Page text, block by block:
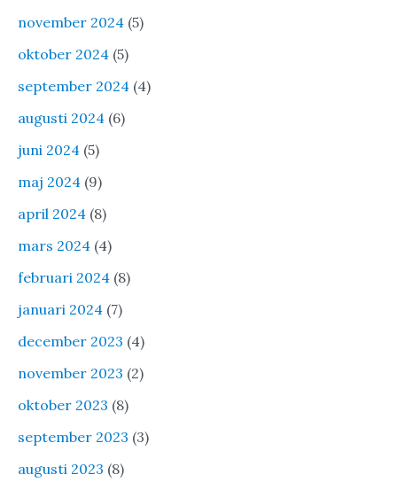
november 2024 (5)
oktober 2024 (5)
september 2024 (4)
augusti 2024 (6)
juni 2024 (5)
maj 2024 (9)
april 2024 (8)
mars 2024 (4)
februari 2024 (8)
januari 2024 (7)
december 2023 (4)
november 2023 (2)
oktober 2023 (8)
september 2023 (3)
augusti 2023 (8)